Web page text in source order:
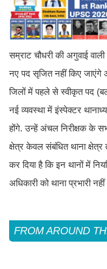
सम्राट चौधरी की अगुवाई
नए पद सृजित नहीं किए जाएंगे
जिलों में पहले से स्वीकृत पद
नई व्यवस्था में इंस्पेक्टर
होंगे. उन्हें अंचल निरीक्षक के
क्षेत्र केवल संबंधित थाना
कर दिया है कि इन थानों में
अधिकारी को थाना प्रभारी नहीं
FROM AROUND